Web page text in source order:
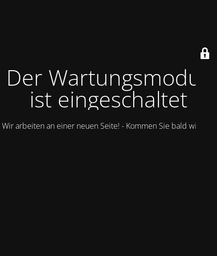
Der Wartungsmodus
ist eingeschaltet
Wir arbeiten an einer neuen Seite! - Kommen Sie bald wieder.